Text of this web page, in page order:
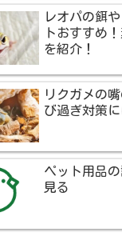
レオパの餌
トおすすめ
を紹介！
リクガメの
び過ぎ対策に
ペット用品
見る